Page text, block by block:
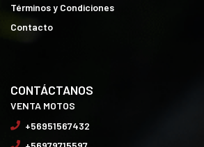
Términos y Condiciones
Contacto
CONTÁCTANOS
VENTA MOTOS
+56951567432